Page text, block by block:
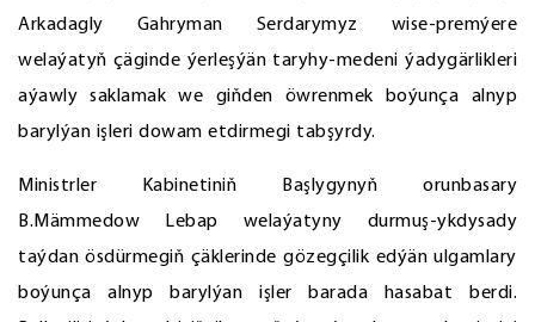
Arkadagly Gahryman Serdarymyz wise-premýere
welaýatyň çäginde ýerleşýän taryhy-medeni ýadygärlikleri
aýawly saklamak we giňden öwrenmek boýunça alnyp
barylýan işleri dowam etdirmegi tabşyrdy.
Ministrler Kabinetiniň Başlygynyň orunbasary
B.Mämmedow Lebap welaýatyny durmuş-ykdysady
taýdan ösdürmegiň çäklerinde gözegçilik edýän ulgamlary
boýunça alnyp barylýan işler barada hasabat berdi.